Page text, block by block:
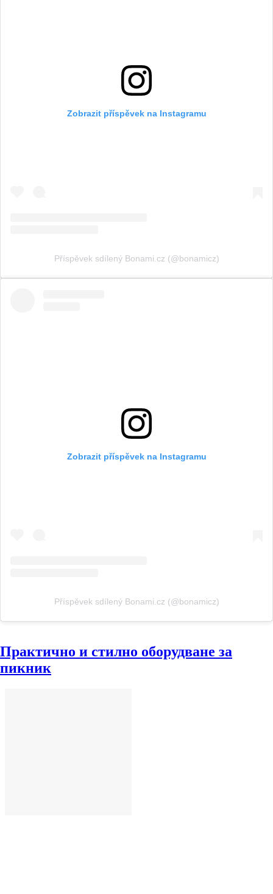
Zobrazit příspěvek na Instagramu
Příspěvek sdílený Bonami.cz (@bonamicz)
Zobrazit příspěvek na Instagramu
Příspěvek sdílený Bonami.cz (@bonamicz)
Практично и стилно оборудване за
пикник